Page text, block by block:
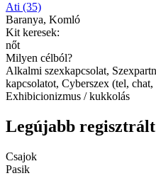
Ati (35)
Baranya, Komló
Kit keresek:
nőt
Milyen célból?
Alkalmi szexkapcsolat,
kapcsolatot, Cyberszex (tel,
Exhibicionizmus / kukkolás
Legújabb
Csajok
Pasik